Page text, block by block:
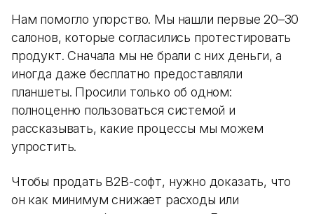
Нам помогло упорство. Мы нашли первые 20–30
салонов, которые согласились протестировать
продукт. Сначала мы не брали с них деньги, а
иногда даже бесплатно предоставляли
планшеты. Просили только об одном:
полноценно пользоваться системой и
рассказывать, какие процессы мы можем
упростить.
Чтобы продать B2B-софт, нужно доказать, что
он как минимум снижает расходы или